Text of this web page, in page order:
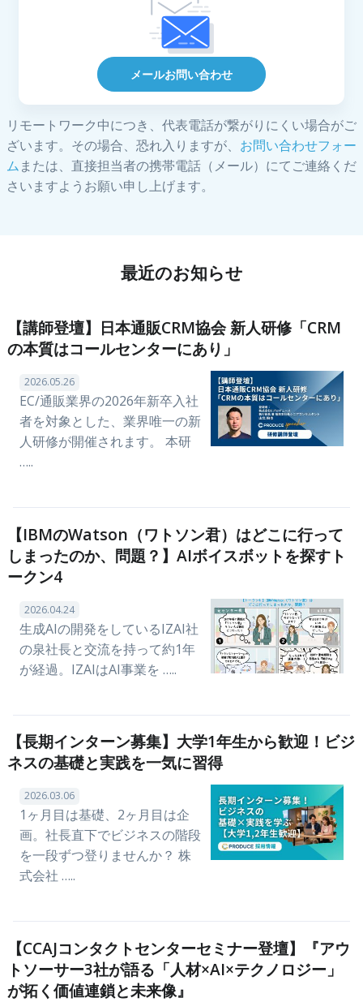
メールお問い合わせ
リモートワーク中につき、代表電話が繋がりにくい場合がご
ざいます。その場合、恐れ入りますが、 お問い合わせフォー
ムまたは、直接担当者の携帯電話（メール）にてご連絡くだ
さいますようお願い申し上げます。
最近のお知らせ
【講師登壇】日本通販CRM協会 新人研修「CRM
の本質はコールセンターにあり」
2026.05.26
EC/通販業界の2026年新卒入社
者を対象とした、業界唯一の新
人研修が開催されます。 本研
…..
【IBMのWatson（ワトソン君）はどこに行って
しまったのか、問題？】AIボイスボットを探すト
ークン4
2026.04.24
生成AIの開発をしているIZAI社
の泉社長と交流を持って約1年
が経過。IZAIはAI事業を …..
【長期インターン募集】大学1年生から歓迎！ビジ
ネスの基礎と実践を一気に習得
2026.03.06
1ヶ月目は基礎、2ヶ月目は企
画。社長直下でビジネスの階段
を一段ずつ登りませんか？ 株
式会社 …..
【CCAJコンタクトセンターセミナー登壇】『アウ
トソーサー3社が語る「人材×AI×テクノロジー」
が拓く価値連鎖と未来像』